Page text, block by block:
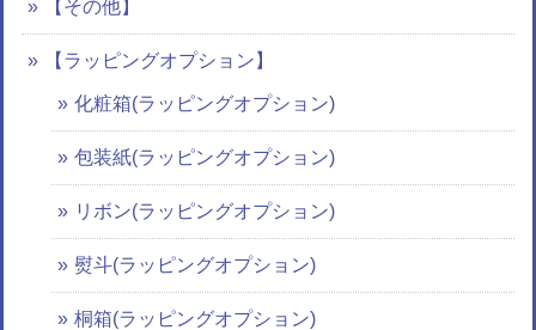
【その他】
【ラッピングオプション】
化粧箱(ラッピングオプション)
包装紙(ラッピングオプション)
リボン(ラッピングオプション)
熨斗(ラッピングオプション)
桐箱(ラッピングオプション)